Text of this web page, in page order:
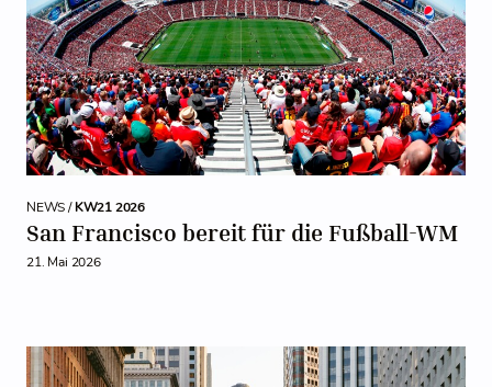
NEWS /KW21 2026
San Francisco bereit für die Fußball-WM
21. Mai 2026